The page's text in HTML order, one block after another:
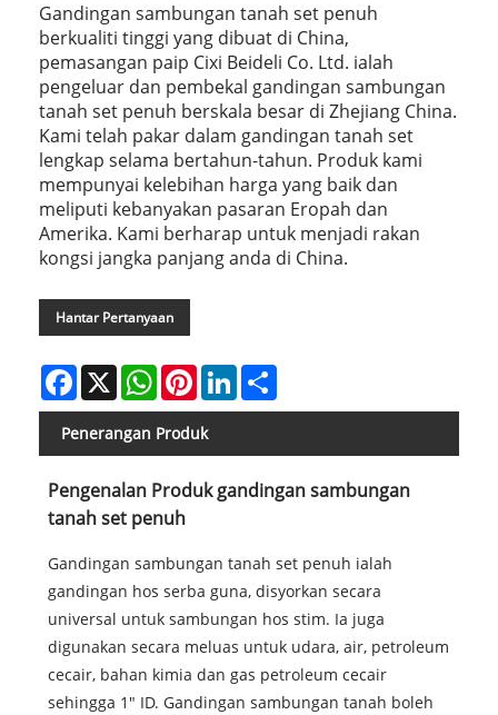
Gandingan sambungan tanah set penuh
berkualiti tinggi yang dibuat di China,
pemasangan paip Cixi Beideli Co. Ltd. ialah
pengeluar dan pembekal gandingan sambungan
tanah set penuh berskala besar di Zhejiang China.
Kami telah pakar dalam gandingan tanah set
lengkap selama bertahun-tahun. Produk kami
mempunyai kelebihan harga yang baik dan
meliputi kebanyakan pasaran Eropah dan
Amerika. Kami berharap untuk menjadi rakan
kongsi jangka panjang anda di China.
Hantar Pertanyaan
Facebook
X WhatsAppPinterestLinkedIn
Penerangan Produk
Pengenalan Produk gandingan sambungan
tanah set penuh
Gandingan sambungan tanah set penuh ialah
gandingan hos serba guna, disyorkan secara
universal untuk sambungan hos stim. Ia juga
digunakan secara meluas untuk udara, air, petroleum
cecair, bahan kimia dan gas petroleum cecair
sehingga 1" ID. Gandingan sambungan tanah boleh